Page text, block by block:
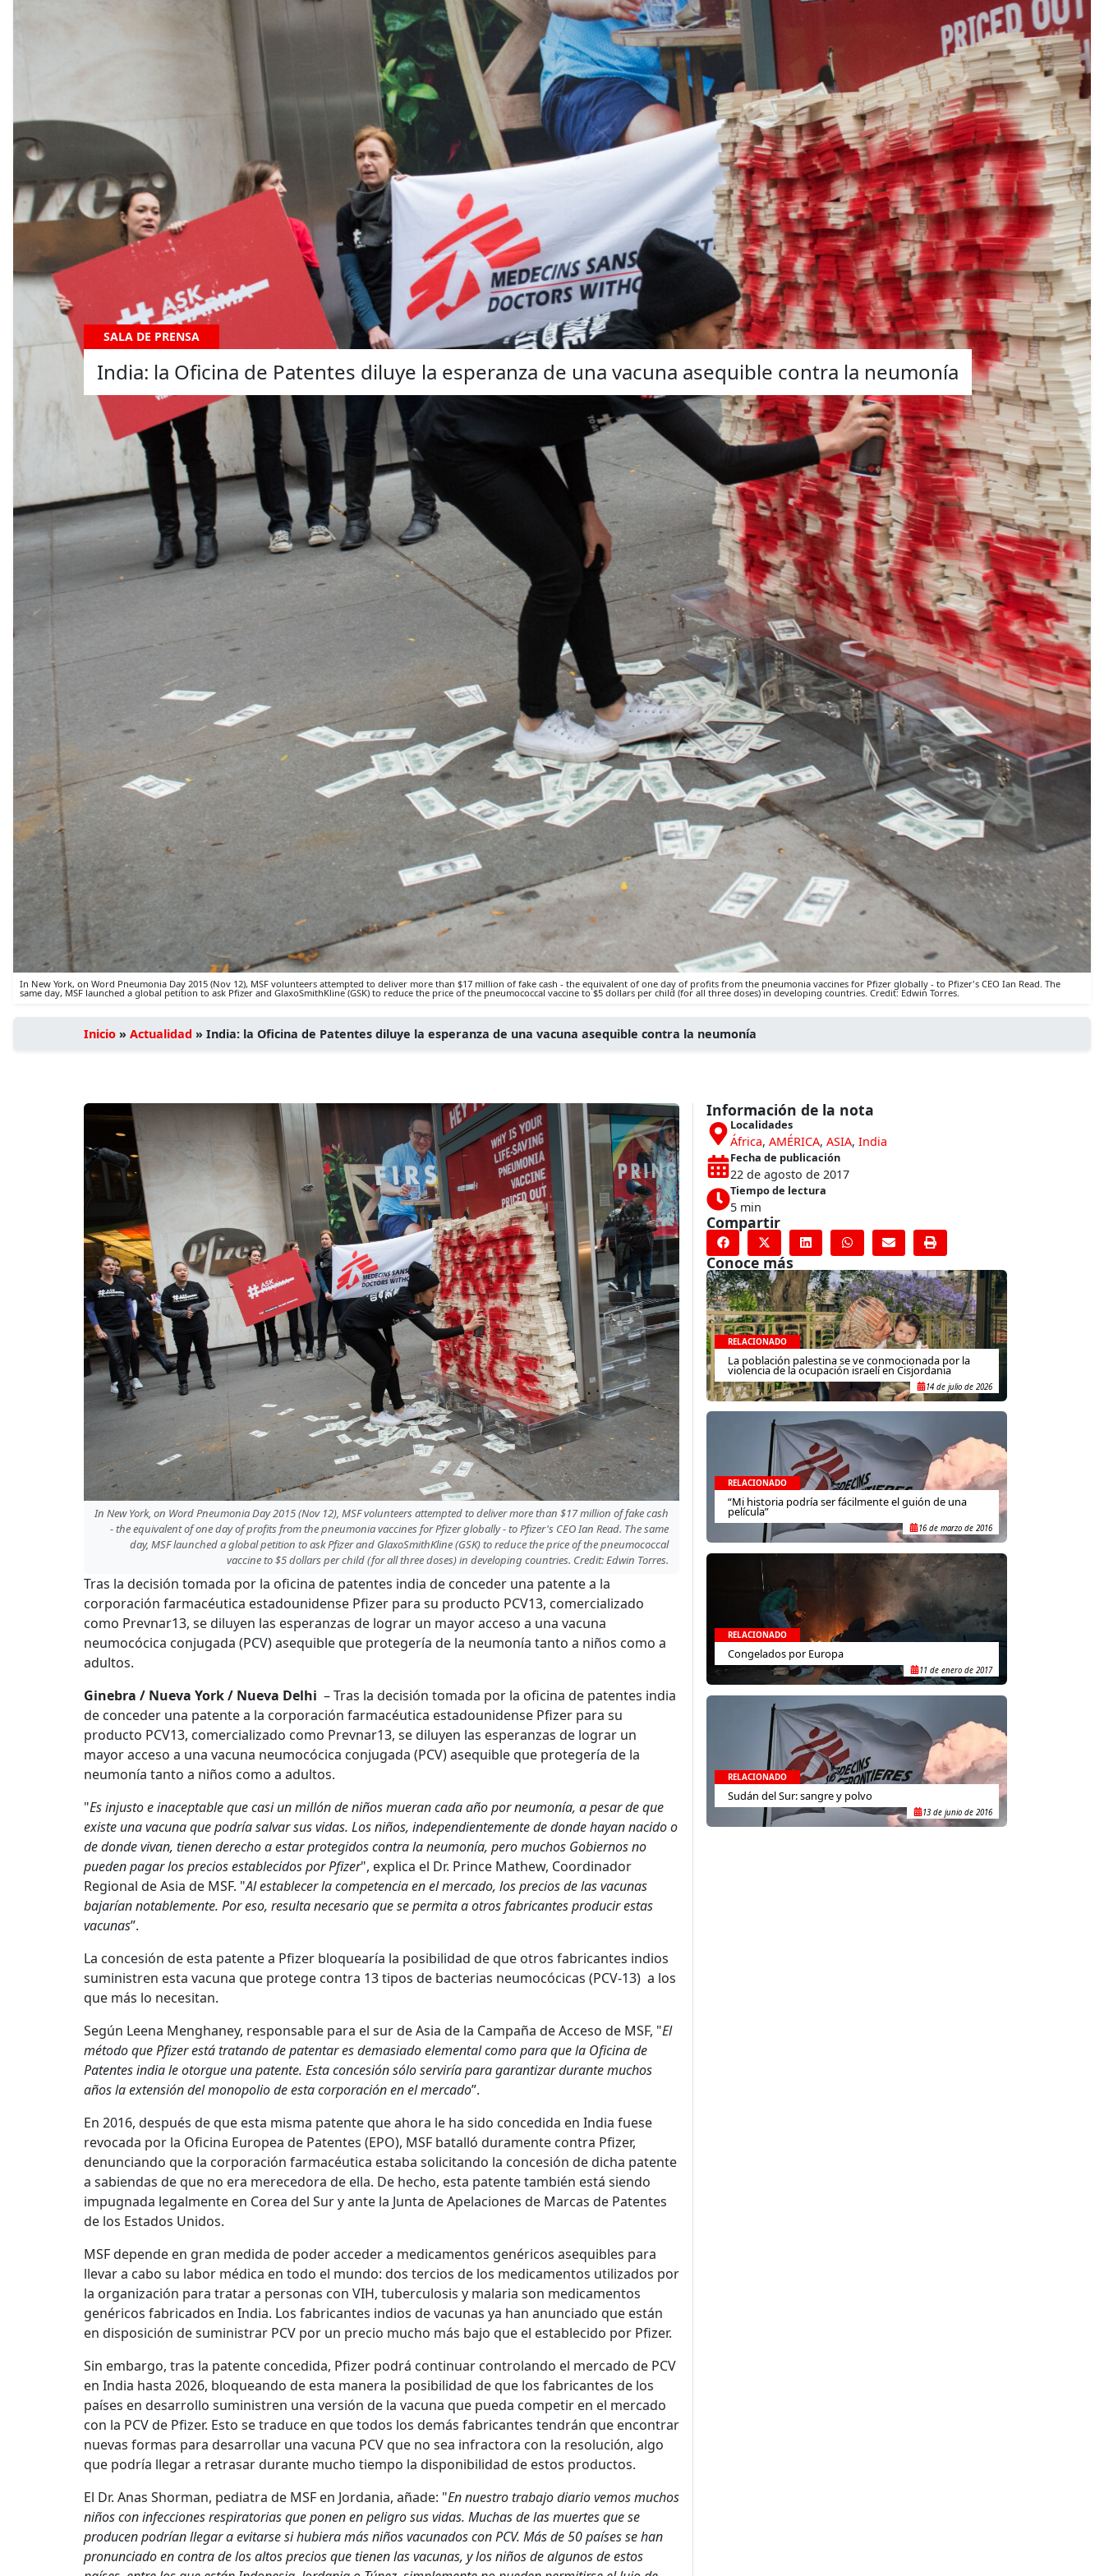
SALA DE PRENSA
India: la Oficina de Patentes diluye la esperanza de una vacuna asequible contra la neumonía
In New York, on Word Pneumonia Day 2015 (Nov 12), MSF volunteers attempted to deliver more than $17 million of fake cash - the equivalent of one day of profits from the pneumonia vaccines for Pfizer globally - to Pfizer's CEO Ian Read. The
same day, MSF launched a global petition to ask Pfizer and GlaxoSmithKline (GSK) to reduce the price of the pneumococcal vaccine to $5 dollars per child (for all three doses) in developing countries. Credit: Edwin Torres.
Inicio » Actualidad » India: la Oficina de Patentes diluye la esperanza de una vacuna asequible contra la neumonía
In New York, on Word Pneumonia Day 2015 (Nov 12), MSF volunteers attempted to deliver more than $17 million of fake cash
- the equivalent of one day of profits from the pneumonia vaccines for Pfizer globally - to Pfizer's CEO Ian Read. The same
day, MSF launched a global petition to ask Pfizer and GlaxoSmithKline (GSK) to reduce the price of the pneumococcal
vaccine to $5 dollars per child (for all three doses) in developing countries. Credit: Edwin Torres.
Tras la decisión tomada por la oficina de patentes india de conceder una patente a la
corporación farmacéutica estadounidense Pfizer para su producto PCV13, comercializado
como Prevnar13, se diluyen las esperanzas de lograr un mayor acceso a una vacuna
neumocócica conjugada (PCV) asequible que protegería de la neumonía tanto a niños como a
adultos.
Ginebra / Nueva York / Nueva Delhi – Tras la decisión tomada por la oficina de patentes india
de conceder una patente a la corporación farmacéutica estadounidense Pfizer para su
producto PCV13, comercializado como Prevnar13, se diluyen las esperanzas de lograr un
mayor acceso a una vacuna neumocócica conjugada (PCV) asequible que protegería de la
neumonía tanto a niños como a adultos.
"Es injusto e inaceptable que casi un millón de niños mueran cada año por neumonía, a pesar de que
existe una vacuna que podría salvar sus vidas. Los niños, independientemente de donde hayan nacido o
de donde vivan, tienen derecho a estar protegidos contra la neumonía, pero muchos Gobiernos no
pueden pagar los precios establecidos por Pfizer", explica el Dr. Prince Mathew, Coordinador
Regional de Asia de MSF. "Al establecer la competencia en el mercado, los precios de las vacunas
bajarían notablemente. Por eso, resulta necesario que se permita a otros fabricantes producir estas
vacunas”.
La concesión de esta patente a Pfizer bloquearía la posibilidad de que otros fabricantes indios
suministren esta vacuna que protege contra 13 tipos de bacterias neumocócicas (PCV-13) a los
que más lo necesitan.
Según Leena Menghaney, responsable para el sur de Asia de la Campaña de Acceso de MSF, "El
método que Pfizer está tratando de patentar es demasiado elemental como para que la Oficina de
Patentes india le otorgue una patente. Esta concesión sólo serviría para garantizar durante muchos
años la extensión del monopolio de esta corporación en el mercado”.
En 2016, después de que esta misma patente que ahora le ha sido concedida en India fuese
revocada por la Oficina Europea de Patentes (EPO), MSF batalló duramente contra Pfizer,
denunciando que la corporación farmacéutica estaba solicitando la concesión de dicha patente
a sabiendas de que no era merecedora de ella. De hecho, esta patente también está siendo
impugnada legalmente en Corea del Sur y ante la Junta de Apelaciones de Marcas de Patentes
de los Estados Unidos.
MSF depende en gran medida de poder acceder a medicamentos genéricos asequibles para
llevar a cabo su labor médica en todo el mundo: dos tercios de los medicamentos utilizados por
la organización para tratar a personas con VIH, tuberculosis y malaria son medicamentos
genéricos fabricados en India. Los fabricantes indios de vacunas ya han anunciado que están
en disposición de suministrar PCV por un precio mucho más bajo que el establecido por Pfizer.
Sin embargo, tras la patente concedida, Pfizer podrá continuar controlando el mercado de PCV
en India hasta 2026, bloqueando de esta manera la posibilidad de que los fabricantes de los
países en desarrollo suministren una versión de la vacuna que pueda competir en el mercado
con la PCV de Pfizer. Esto se traduce en que todos los demás fabricantes tendrán que encontrar
nuevas formas para desarrollar una vacuna PCV que no sea infractora con la resolución, algo
que podría llegar a retrasar durante mucho tiempo la disponibilidad de estos productos.
El Dr. Anas Shorman, pediatra de MSF en Jordania, añade: "En nuestro trabajo diario vemos muchos
niños con infecciones respiratorias que ponen en peligro sus vidas. Muchas de las muertes que se
producen podrían llegar a evitarse si hubiera más niños vacunados con PCV. Más de 50 países se han
pronunciado en contra de los altos precios que tienen las vacunas, y los niños de algunos de estos
Información de la nota
Localidades
África, AMÉRICA, ASIA, India
Fecha de publicación
22 de agosto de 2017
Tiempo de lectura
5 min
Compartir
Conoce más
RELACIONADO
La población palestina se ve conmocionada por la
violencia de la ocupación israelí en Cisjordania
14 de julio de 2026
RELACIONADO
“Mi historia podría ser fácilmente el guión de una
película”
16 de marzo de 2016
RELACIONADO
Congelados por Europa
11 de enero de 2017
RELACIONADO
Sudán del Sur: sangre y polvo
13 de junio de 2016